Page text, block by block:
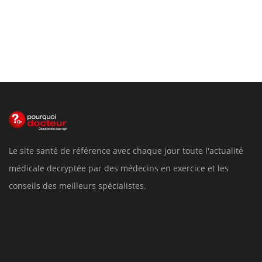
Le site santé de référence avec chaque jour toute l'actualité
médicale decryptée par des médecins en exercice et les
conseils des meilleurs spécialistes.